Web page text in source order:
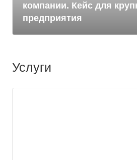
компании. Кейс для
предприятия
Услуги